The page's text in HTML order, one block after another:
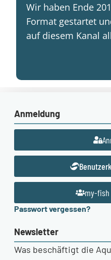
Wir haben Ende
Format gestartet
auf diesem Kanal
Anmeldung
my-fish
Passwort vergessen?
Newsletter
Was beschäftigt die